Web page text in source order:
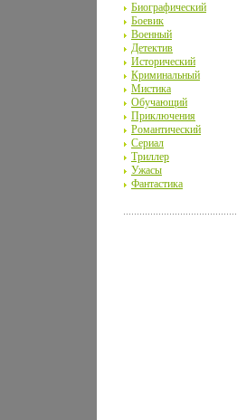
Биографический
Боевик
Военный
Детектив
Исторический
Криминальный
Мистика
Обучающий
Приключения
Романтический
Сериал
Триллер
Ужасы
Фантастика